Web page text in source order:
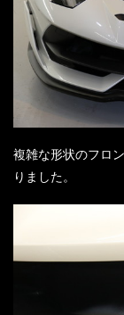
複雑な形状のフロ
りました。